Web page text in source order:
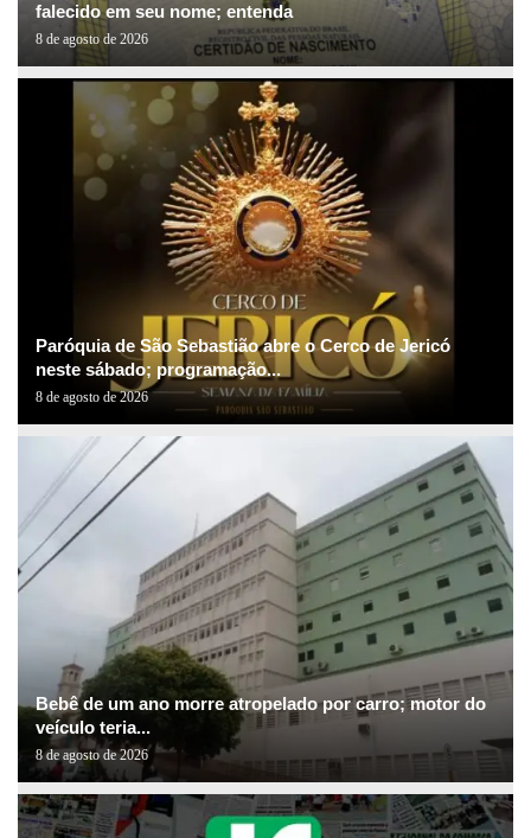
falecido em seu nome; entenda
8 de agosto de 2026
Paróquia de São Sebastião abre o Cerco de Jericó
neste sábado; programação...
8 de agosto de 2026
Bebê de um ano morre atropelado por carro; motor do
veículo teria...
8 de agosto de 2026